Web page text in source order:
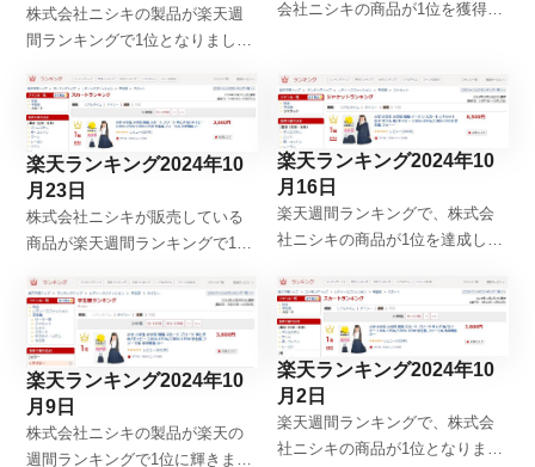
株式会社ニシキの製品が楽天週
間ランキングで1位となりました
す。「学生服・制服のニシキ通
販」
会社ニシキの商品が1位を獲得し
ニシキ通販」
楽天ランキング2024年10
月23日
株式会社ニシキが販売している
商品が楽天週間ランキングで1位
こちらにアップします。「学生
服・制服のニシキ通販」
楽天ランキング2024年10
月16日
楽天週間ランキングで、株式会
社ニシキの商品が1位を達成しま
す。「学生服・制服のニシキ通
販」
楽天ランキング2024年10
月9日
株式会社ニシキの製品が楽天の
週間ランキングで1位に輝きまし
楽天ランキング2024年10
月2日
楽天週間ランキングで、株式会
社ニシキの商品が1位となりまし